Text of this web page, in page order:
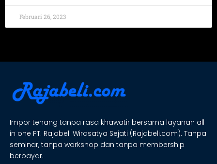
Februari 26, 2023
Impor tenang tanpa rasa khawatir bersama layanan all
in one PT. Rajabeli Wirasatya Sejati (Rajabeli.com). Tanpa
seminar, tanpa workshop dan tanpa membership
berbayar.